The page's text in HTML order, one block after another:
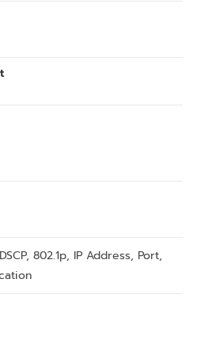
802.1p, IP Address, Port,